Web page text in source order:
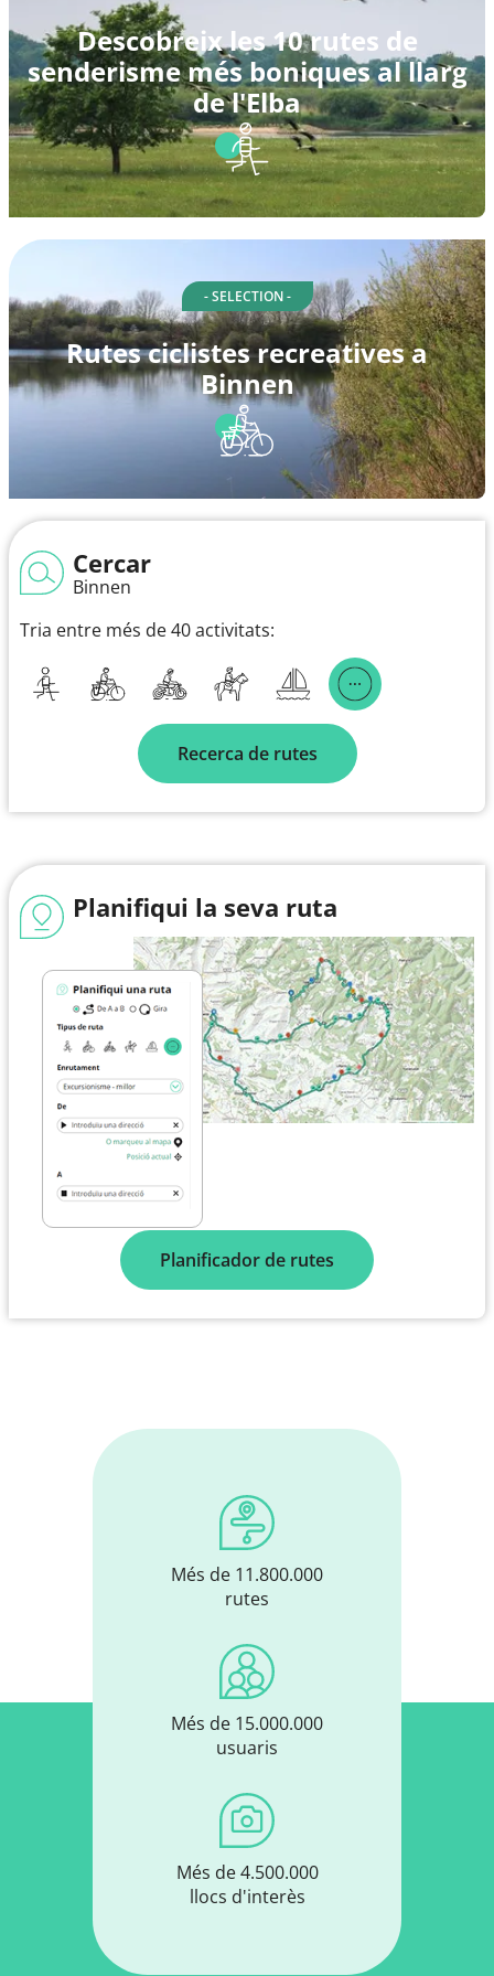
Descobreix les 10 rutes de
senderisme més boniques al llarg
de l'Elba
- SELECTION -
Rutes ciclistes recreatives a
Binnen
Cercar
Binnen
Tria entre més de 40 activitats:
Recerca de rutes
Planifiqui la seva ruta
Planificador de rutes
Més de 11.800.000
rutes
Més de 15.000.000
usuaris
Més de 4.500.000
llocs d'interès